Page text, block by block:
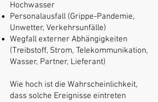
Hochwasser
Personalausfall (Grippe-Pandemie,
Unwetter, Verkehrsunfälle)
Wegfall externer Abhängigkeiten
(Treibstoff, Strom, Telekommunikation,
Wasser, Partner, Lieferant)
Wie hoch ist die Wahrscheinlichkeit,
dass solche Ereignisse eintreten